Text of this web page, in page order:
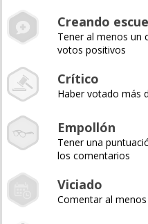
Creando
Tener al menos un
votos positivos
Crítico
Haber votado más
Empollón
Tener una
los comentarios
Viciado
Comentar al